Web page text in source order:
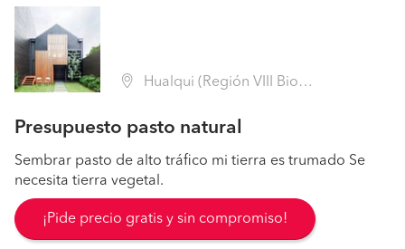
Hualqui (Región VIII Biobío - Concepción)
Presupuesto pasto natural
Sembrar pasto de alto tráfico mi tierra es trumado Se
necesita tierra vegetal.
¡Pide precio gratis y sin compromiso!